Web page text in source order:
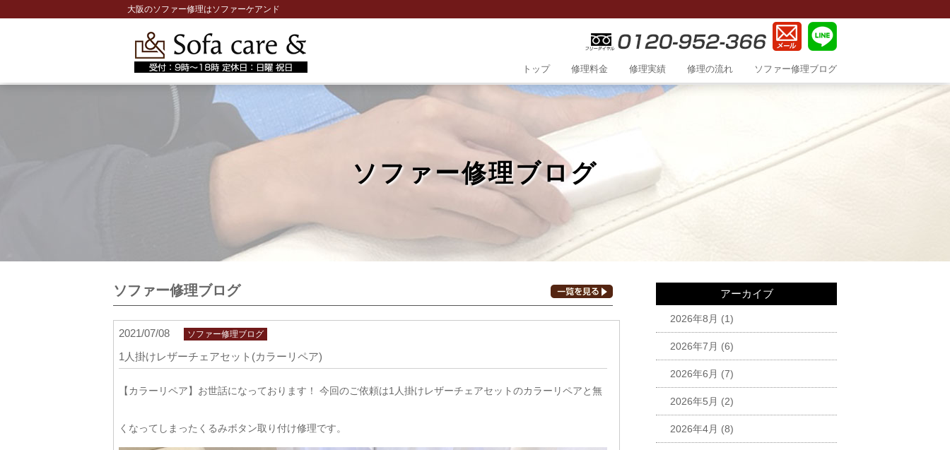
大阪のソファー修理はソファーケアンド
トップ 修理料金 修理実績 修理の流れ ソファー修理ブログ
ソファー修理ブログ
ソファー修理ブログ
2021/07/08 ソファー修理ブログ
1人掛けレザーチェアセット(カラーリペア)
【カラーリペア】お世話になっております！ 今回のご依頼は1人掛けレザーチェアセットのカラーリペアと無
くなってしまったくるみボタン取り付け修理です。
アーカイブ
2026年8月 (1)
2026年7月 (6)
2026年6月 (7)
2026年5月 (2)
2026年4月 (8)